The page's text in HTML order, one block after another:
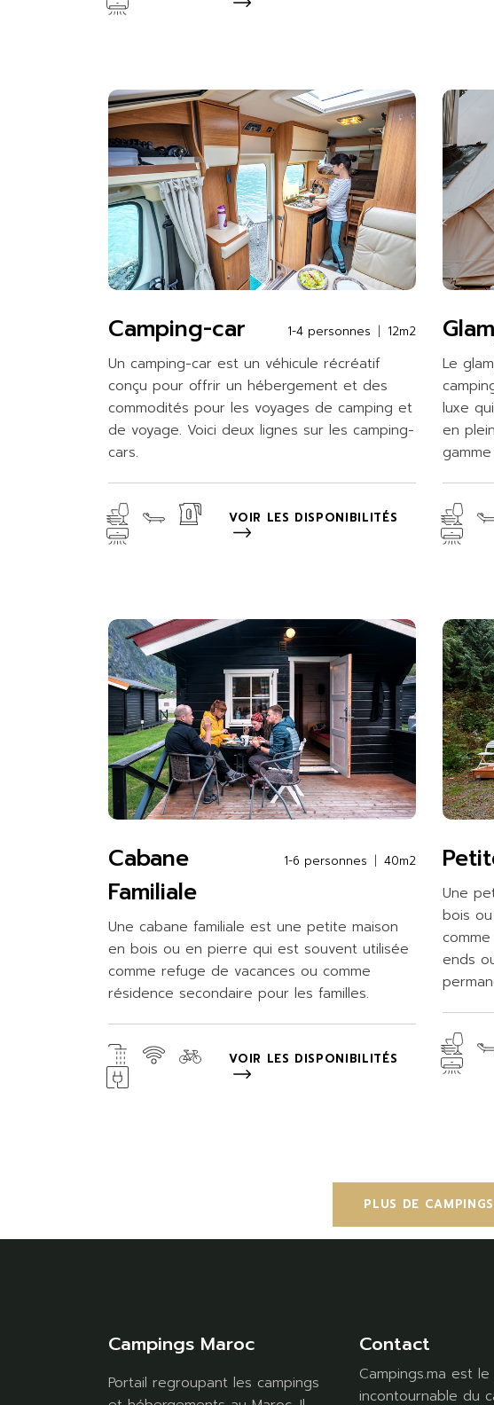
Camping-car 1-4 personnes 12m2
Un camping-car est un véhicule récréatif
conçu pour offrir un hébergement et des
commodités pour les voyages de camping et
de voyage. Voici deux lignes sur les camping-
cars.
VOIR LES DISPONIBILITÉS
Le
luxe
en
Cabane
Familiale
1-6 personnes 40m2
Une cabane familiale est une petite maison
en bois ou en pierre qui est souvent utilisée
comme refuge de vacances ou comme
résidence secondaire pour les familles.
VOIR LES DISPONIBILITÉS
Une
bois
ends
PLUS DE CAMPINGS
Campings Maroc
Portail regroupant les campings
Contact
Campings.ma est
incontournable du